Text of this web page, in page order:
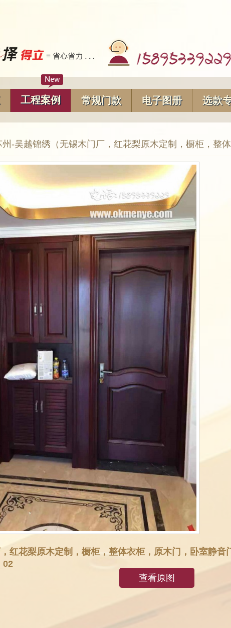
工程案例 常规门款 电子图册 选款
州-吴越锦绣（无锡木门厂，红花梨原木定制，橱柜，整体
红花梨原木定制，橱柜，整体衣柜，原木门，卧室静音